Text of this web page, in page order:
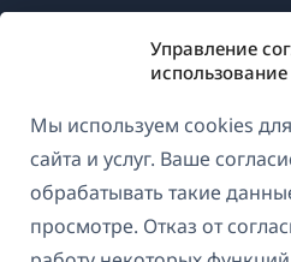
Управление
Мы используем cookies
сайта и услуг. Ваше
обрабатывать такие
просмотре. Отказ от
О
GDPR и политика
Присоединяйтесь